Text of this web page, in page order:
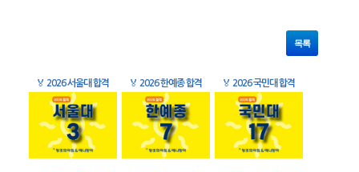
목록
🏅 2026 서울대 합격 🏅 2026 한예종 합격 🏅 2026 국민대 합격